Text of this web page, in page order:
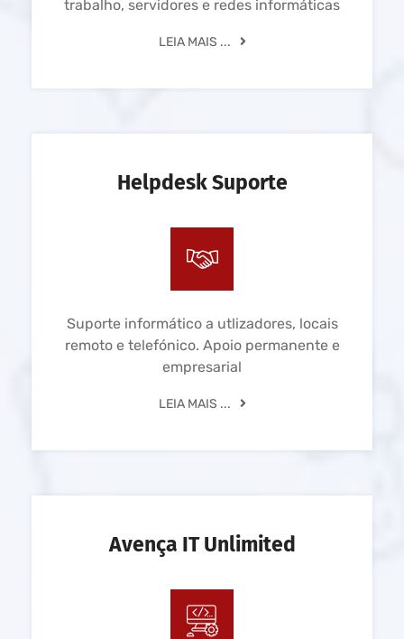
trabalho, servidores e redes informáticas
LEIA MAIS ...
Helpdesk Suporte
Suporte informático a utlizadores, locais
remoto e telefónico. Apoio permanente e
empresarial
LEIA MAIS ...
Avença IT Unlimited